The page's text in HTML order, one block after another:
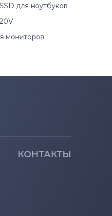
для ноутбуков
мониторов
КОНТАКТЫ